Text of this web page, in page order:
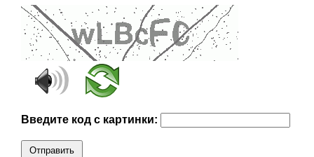
Введите код с картинки:
Отправить